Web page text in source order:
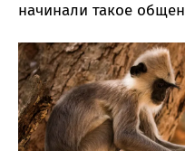
начинали такое